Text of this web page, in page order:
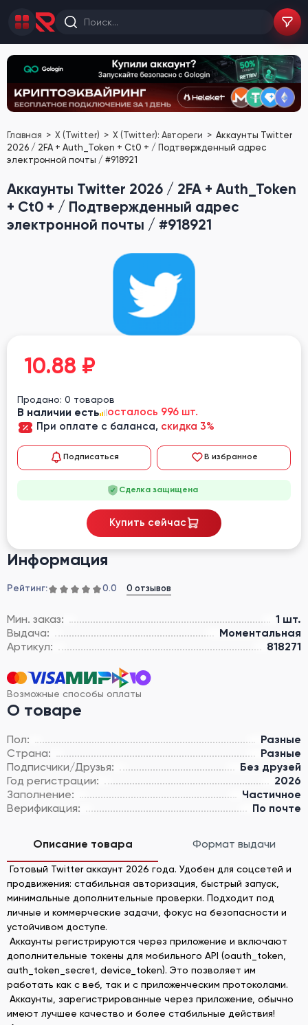
Главная X (Twitter) X (Twitter): Автореги
Аккаунты Twitter
2026 / 2FA + Auth_Token + Ct0 + / Подтвержденный адрес
электронной почты / #918921
Аккаунты Twitter 2026 / 2FA + Auth_Token
+ Ct0 + / Подтвержденный адрес
электронной почты / #918921
Информация
Рейтинг: 0.0 0 отзывов
Мин. заказ:
1 шт.
Выдача:
Моментальная
Артикул:
818271
Возможные способы оплаты
О товаре
Пол:
Разные
Страна:
Разные
Подписчики/Друзья:
Без друзей
Год регистрации:
2026
Заполнение:
Частичное
Верификация:
По почте
10.88 ₽
Продано: 0 товаров
В наличии есть
осталось 996 шт.
При оплате с баланса, скидка 3%
Подписаться В избранное
Сделка защищена
Купить сейчас
Описание товара Формат выдачи
Готовый Twitter аккаунт 2026 года. Удобен для соцсетей и
продвижения: стабильная авторизация, быстрый запуск,
минимальные дополнительные проверки. Подходит под
личные и коммерческие задачи, фокус на безопасности и
устойчивом доступе.
Аккаунты регистрируются через приложение и включают
дополнительные токены для мобильного API (oauth_token,
auth_token_secret, device_token). Это позволяет им
работать как с веб, так и с приложенческим протоколами.
Аккаунты, зарегистрированные через приложение, обычно
имеют лучшее качество и более стабильные действия!